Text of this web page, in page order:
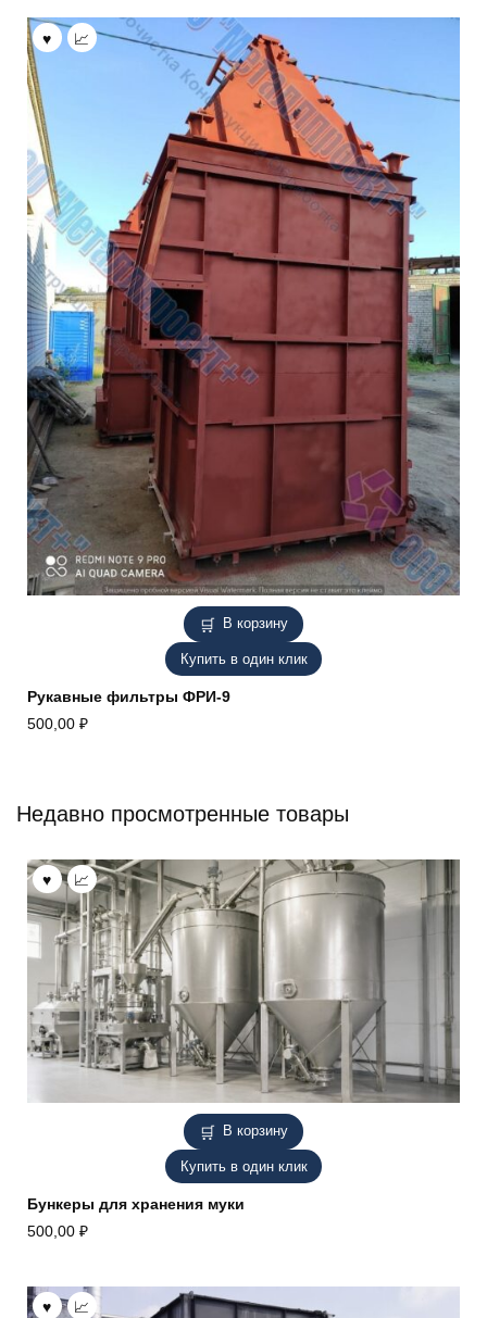
В корзину
Купить в один клик
Рукавные фильтры ФРИ-9
500,00 ₽
Недавно просмотренные товары
В корзину
Купить в один клик
Бункеры для хранения муки
500,00 ₽